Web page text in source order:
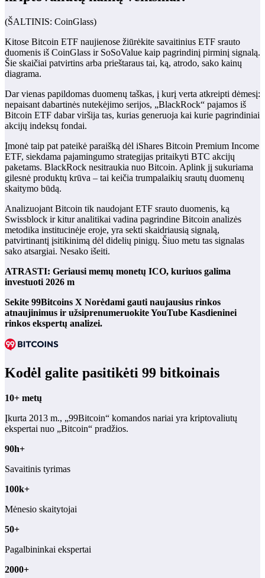
(ŠALTINIS: CoinGlass)
Kitose Bitcoin ETF naujienose žiūrėkite savaitinius ETF srauto
duomenis iš CoinGlass ir SoSoValue kaip pagrindinį pirminį signalą.
Šie skaičiai patvirtins arba prieštaraus tai, ką, atrodo, sako kainų
diagrama.
Dar vienas papildomas duomenų taškas, į kurį verta atkreipti dėmesį:
nepaisant dabartinės nutekėjimo serijos, „BlackRock“ pajamos iš
Bitcoin ETF dabar viršija tas, kurias generuoja kai kurie pagrindiniai
akcijų indeksų fondai.
Įmonė taip pat pateikė paraišką dėl iShares Bitcoin Premium Income
ETF, siekdama pajamingumo strategijas pritaikyti BTC akcijų
paketams. BlackRock nesitraukia nuo Bitcoin. Aplink jį sukuriama
gilesnė produktų krūva – tai keičia trumpalaikių srautų duomenų
skaitymo būdą.
Analizuojant Bitcoin tik naudojant ETF srauto duomenis, ką
Swissblock ir kitur analitikai vadina pagrindine Bitcoin analizės
metodika institucinėje eroje, yra sekti skaidriausią signalą,
patvirtinantį įsitikinimą dėl didelių pinigų. Šiuo metu tas signalas
sako atsargiai. Nesako išeiti.
ATRASTI: Geriausi memų monetų ICO, kuriuos galima
investuoti 2026 m
Sekite 99Bitcoins X Norėdami gauti naujausius rinkos
atnaujinimus ir užsiprenumeruokiteYouTube Kasdieninei
rinkos ekspertų analizei.
Kodėl galite pasitikėti 99 bitkoinais
10+ metų
Įkurta 2013 m., „99Bitcoin“ komandos nariai yra kriptovaliutų
ekspertai nuo „Bitcoin“ pradžios.
90h+
Savaitinis tyrimas
100k+
Mėnesio skaitytojai
50+
Pagalbininkai ekspertai
2000+